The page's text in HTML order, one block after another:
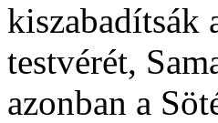
kiszabadítsák
testvérét,
azonban a